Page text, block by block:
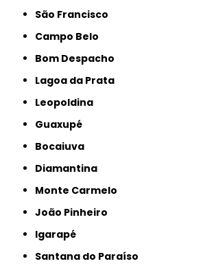
São Francisco
Campo Belo
Bom Despacho
Lagoa da Prata
Leopoldina
Guaxupé
Bocaiuva
Diamantina
Monte Carmelo
João Pinheiro
Igarapé
Santana do Paraíso